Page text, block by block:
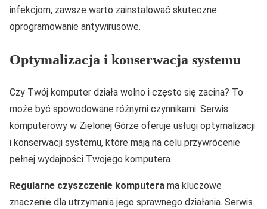
infekcjom, zawsze warto zainstalować skuteczne
oprogramowanie antywirusowe.
Optymalizacja i konserwacja systemu
Czy Twój komputer działa wolno i często się zacina? To
może być spowodowane różnymi czynnikami. Serwis
komputerowy w Zielonej Górze oferuje usługi optymalizacji
i konserwacji systemu, które mają na celu przywrócenie
pełnej wydajności Twojego komputera.
Regularne czyszczenie komputera ma kluczowe
znaczenie dla utrzymania jego sprawnego działania. Serwis